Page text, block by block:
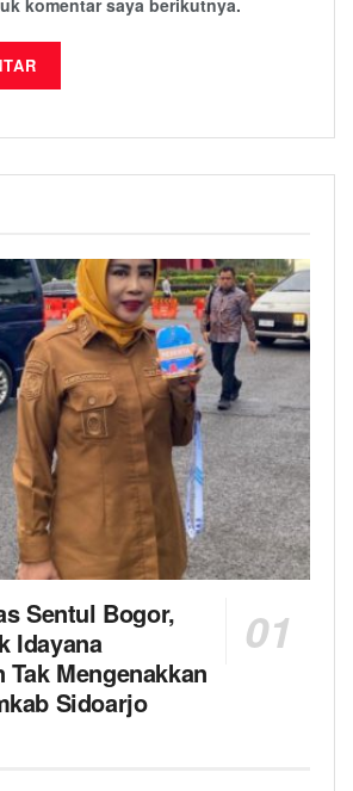
komentar saya berikutnya.
Sentul Bogor,
Idayana
Mengenakkan
Sidoarjo